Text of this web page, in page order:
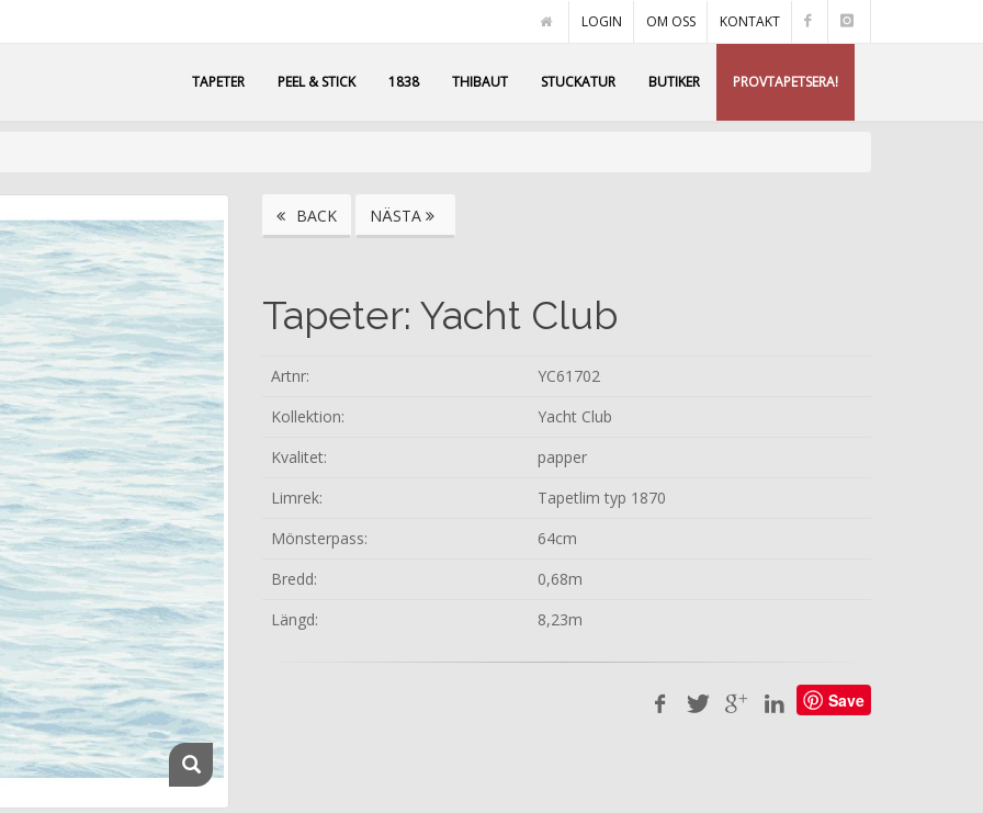
LOGIN OM OSS KONTAKT
TAPETER PEEL & STICK 1838 THIBAUT STUCKATUR BUTIKER PROVTAPETSERA!
BACK NÄSTA
Tapeter: Yacht Club
Artnr:
YC61702
Kollektion:
Yacht Club
Kvalitet:
papper
Limrek:
Tapetlim typ 1870
Mönsterpass:
64cm
Bredd:
0,68m
Längd:
8,23m
Save